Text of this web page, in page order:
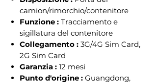
camion/rimorchio/contenitore
Funzione : Tracciamento e
sigillatura del contenitore
Collegamento : 3G/4G Sim Card,
2G Sim Card
Garanzia : 12 mesi
Punto d'origine : Guangdong,